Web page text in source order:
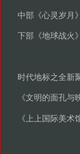
中部《心灵岁月
下部《地球战火
时代地标之全新
《文明的面孔
《上上国际美术